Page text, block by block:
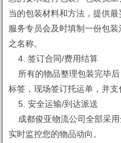
当的包装材料和方法，提供
服务专员会及时填制一份包
之名称。
4. 签订合同/费用结算
所有的物品整理包装完毕后
标签，现场签订托运单，并支
5. 安全运输/到达派送
成都俊亚物流公司全部采用
实时监控您的物品动向。